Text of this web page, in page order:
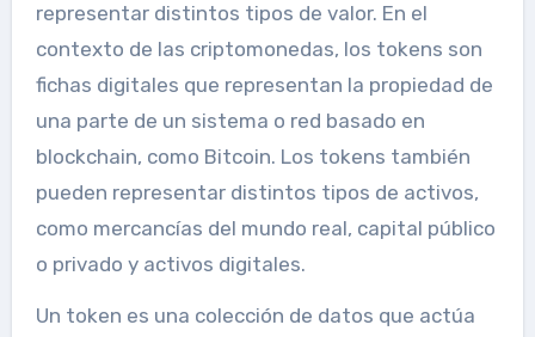
representar distintos tipos de valor. En el
contexto de las criptomonedas, los tokens son
fichas digitales que representan la propiedad de
una parte de un sistema o red basado en
blockchain, como Bitcoin. Los tokens también
pueden representar distintos tipos de activos,
como mercancías del mundo real, capital público
o privado y activos digitales.
Un token es una colección de datos que actúa